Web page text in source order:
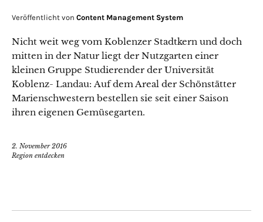
Veröffentlicht von Content Management System
Nicht weit weg vom Koblenzer Stadtkern und doch
mitten in der Natur liegt der Nutzgarten einer
kleinen Gruppe Studierender der Universität
Koblenz- Landau: Auf dem Areal der Schönstätter
Marienschwestern bestellen sie seit einer Saison
ihren eigenen Gemüsegarten.
2. November 2016
Region entdecken